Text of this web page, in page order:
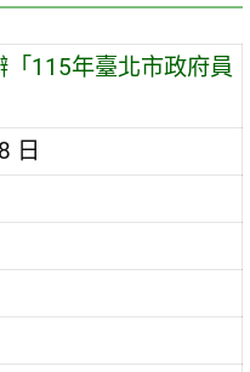
「115年臺北市政府員
日